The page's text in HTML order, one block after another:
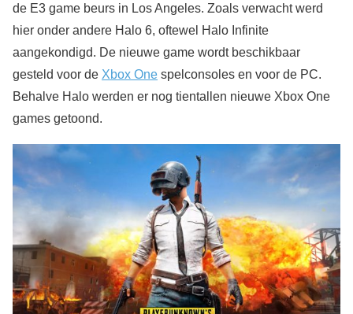
de E3 game beurs in Los Angeles. Zoals verwacht werd
hier onder andere Halo 6, oftewel Halo Infinite
aangekondigd. De nieuwe game wordt beschikbaar
gesteld voor de Xbox One spelconsoles en voor de PC.
Behalve Halo werden er nog tientallen nieuwe Xbox One
games getoond.